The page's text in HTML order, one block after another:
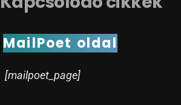
MailPoet oldal
[mailpoet_page]